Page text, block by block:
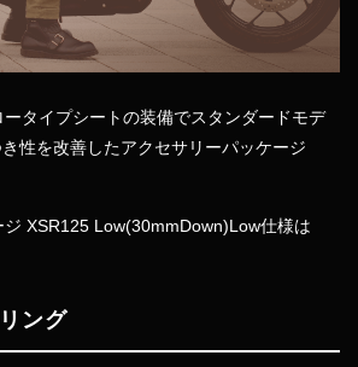
タイプシートの装備でスタンダードモデ
性を改善したアクセサリーパッケージ
XSR125 Low(30mmDown)Low仕様は
ング